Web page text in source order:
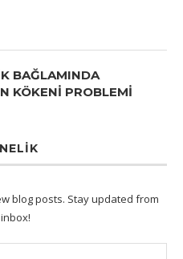
BAĞLAMINDA
KÖKENİ PROBLEMİ
blog posts. Stay updated from